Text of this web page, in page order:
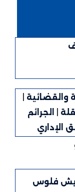
والقضائية |
| الجرائم
فلوس